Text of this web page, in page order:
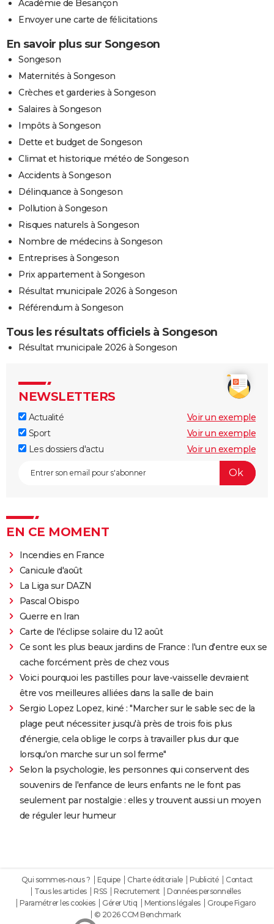
Académie de Besançon
Envoyer une carte de félicitations
En savoir plus sur Songeson
Songeson
Maternités à Songeson
Crèches et garderies à Songeson
Salaires à Songeson
Impôts à Songeson
Dette et budget de Songeson
Climat et historique météo de Songeson
Accidents à Songeson
Délinquance à Songeson
Pollution à Songeson
Risques naturels à Songeson
Nombre de médecins à Songeson
Entreprises à Songeson
Prix appartement à Songeson
Résultat municipale 2026 à Songeson
Référendum à Songeson
Tous les résultats officiels à Songeson
Résultat municipale 2026 à Songeson
NEWSLETTERS
Actualité
Voir un exemple
Sport
Voir un exemple
Les dossiers d'actu
Voir un exemple
EN CE MOMENT
Incendies en France
Canicule d'août
La Liga sur DAZN
Pascal Obispo
Guerre en Iran
Carte de l'éclipse solaire du 12 août
Ce sont les plus beaux jardins de France : l'un d'entre eux se
cache forcément près de chez vous
Voici pourquoi les pastilles pour lave-vaisselle devraient
être vos meilleures alliées dans la salle de bain
Sergio Lopez Lopez, kiné : "Marcher sur le sable sec de la
plage peut nécessiter jusqu'à près de trois fois plus
d'énergie, cela oblige le corps à travailler plus dur que
lorsqu'on marche sur un sol ferme"
Selon la psychologie, les personnes qui conservent des
souvenirs de l'enfance de leurs enfants ne le font pas
seulement par nostalgie : elles y trouvent aussi un moyen
de réguler leur humeur
Qui sommes-nous ? Equipe Charte éditoriale Publicité
Contact
Tous les articles
RSS Recrutement
Données personnelles
Paramétrer les cookies
Gérer Utiq Mentions légales
Groupe Figaro
© 2026 CCM Benchmark